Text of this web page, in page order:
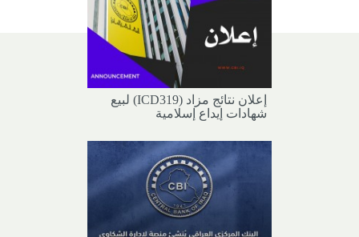
إعلان نتائج مزاد (ICD319) لبيع
شهادات إيداع إسلامية